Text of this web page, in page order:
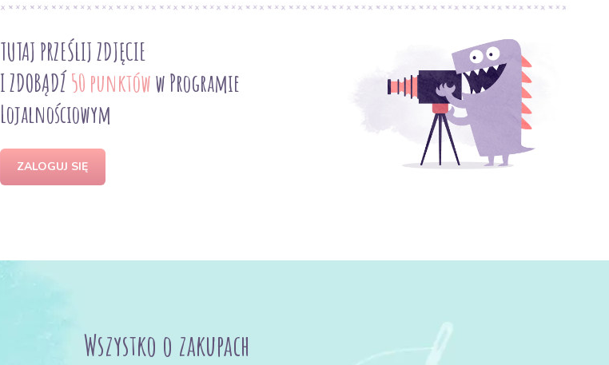
TUTAJ PRZEŚLIJ ZDJĘCIE
I ZDOBĄDŹ 50 punktóww Programie
Lojalnościowym
ZALOGUJ SIĘ
Wszystko o zakupach